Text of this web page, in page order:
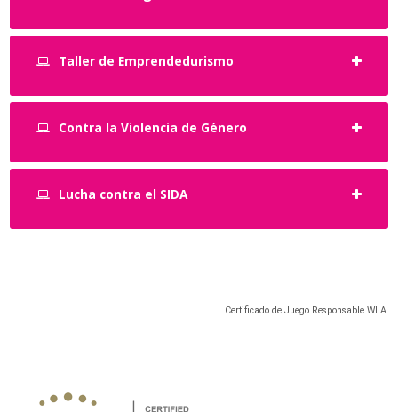
Taller de Emprendedurismo
Contra la Violencia de Género
Lucha contra el SIDA
Certificado de Juego Responsable WLA